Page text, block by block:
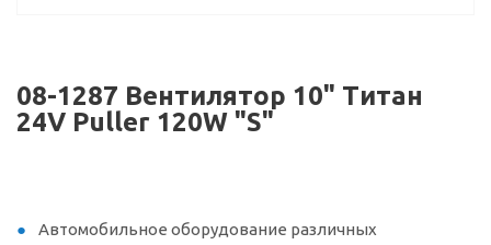
08-1287 Вентилятор 10" Титан
24V Puller 120W "S"
Автомобильное оборудование различных